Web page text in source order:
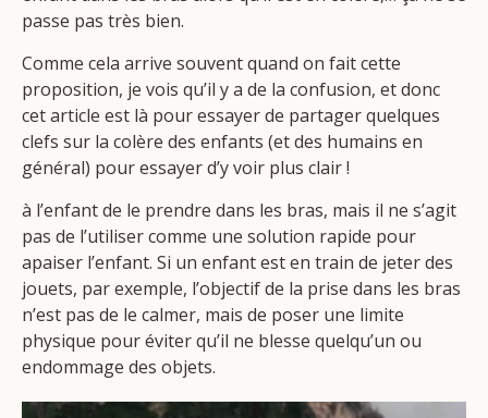
passe pas très bien.
Comme cela arrive souvent quand on fait cette
proposition, je vois qu’il y a de la confusion, et donc
cet article est là pour essayer de partager quelques
clefs sur la colère des enfants (et des humains en
général) pour essayer d’y voir plus clair !
à l’enfant de le prendre dans les bras, mais il ne s’agit
pas de l’utiliser comme une solution rapide pour
apaiser l’enfant. Si un enfant est en train de jeter des
jouets, par exemple, l’objectif de la prise dans les bras
n’est pas de le calmer, mais de poser une limite
physique pour éviter qu’il ne blesse quelqu’un ou
endommage des objets.